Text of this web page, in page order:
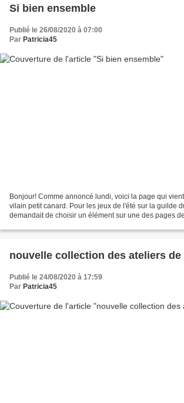
Si bien ensemble
Publié le 26/08/2020 à 07:00
Par Patricia45
Bonjour! Comme annoncé lundi, voici la page qui
vilain petit canard. Pour les jeux de l'été sur la guilde
demandait de choisir un élément sur une des pages
nouvelle collection des ateliers de
Publié le 24/08/2020 à 17:59
Par Patricia45